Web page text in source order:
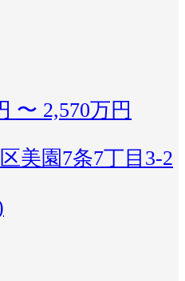
〜 2,570万円
美園7条7丁目3-2